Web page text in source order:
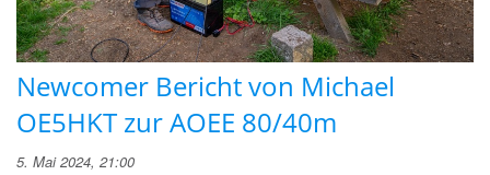
Newcomer Bericht von Michael
OE5HKT zur AOEE 80/40m
5. Mai 2024, 21:00